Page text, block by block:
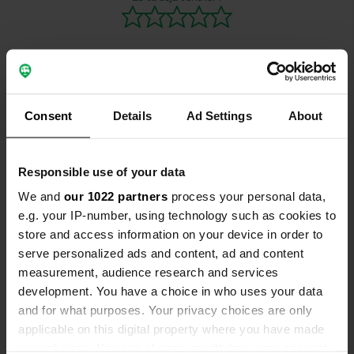
Consent Details Ad Settings About
Responsible use of your data
We and our 1022 partners process your personal data,
e.g. your IP-number, using technology such as cookies to
store and access information on your device in order to
serve personalized ads and content, ad and content
measurement, audience research and services
development. You have a choice in who uses your data
and for what purposes. Your privacy choices are only
applicable on this digital property where you have made
pour les
réalisés ici
Markt à
Contact
Schommelei
2850, Boom, Belgique
Coordonnées
51° 5' 22" N 4° 22' 33" E
51.08949 4.3757
Copie
Code du site
94474